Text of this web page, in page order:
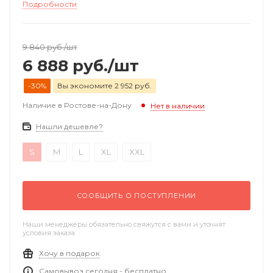
Подробности
9 840руб./шт
6 888 руб./шт
-30% Вы экономите 2 952 руб.
Наличие в Ростове-на-Дону Нет в наличии
Нашли дешевле?
S M L XL XXL
СООБЩИТЬ О ПОСТУПЛЕНИИ
Наши менеджеры обязательно свяжутся с вами и уточнят
условия заказа
Хочу в подарок
Самовывоз сегодня - бесплатно